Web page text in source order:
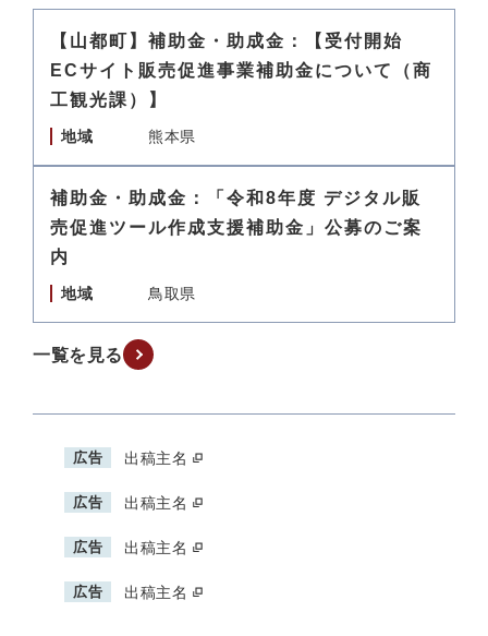
【山都町】補助金・助成金：【受付開始
ECサイト販売促進事業補助金について（商
工観光課）】
地域 熊本県
補助金・助成金：「令和8年度 デジタル販
売促進ツール作成支援補助金」公募のご案
内
地域 鳥取県
一覧を見る
広告 出稿主名
広告 出稿主名
広告 出稿主名
広告 出稿主名